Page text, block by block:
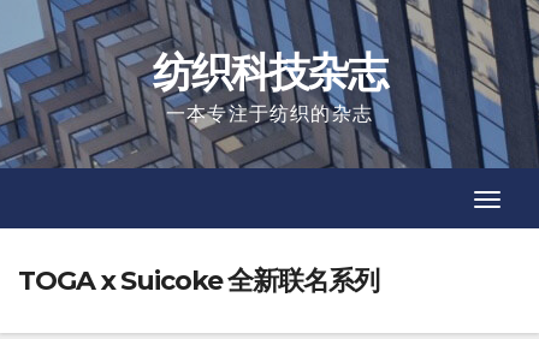
to
content
纺织科技杂志
一本专注于纺织的杂志
TOGA x Suicoke 全新联名系列